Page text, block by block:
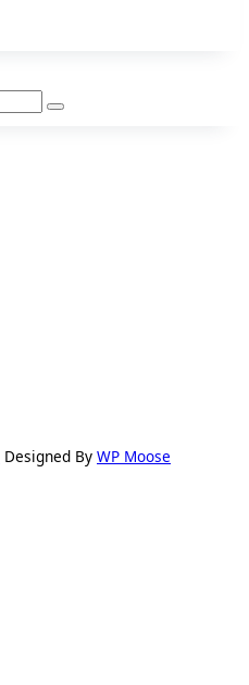
Designed By WP Moose